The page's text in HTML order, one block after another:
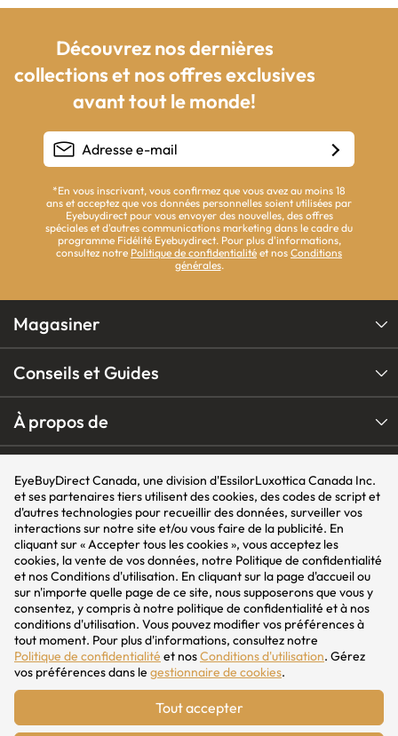
Découvrez nos dernières
collections et nos offres exclusives
avant tout le monde!
*En vous inscrivant, vous confirmez que vous avez au moins 18
ans et acceptez que vos données personnelles soient utilisées par
Eyebuydirect pour vous envoyer des nouvelles, des offres
spéciales et d'autres communications marketing dans le cadre du
programme Fidélité Eyebuydirect. Pour plus d'informations,
consultez notre Politique de confidentialité et nos Conditions
générales.
Magasiner
Conseils et Guides
À propos de
Nos Programmes
Nos Marques
Suivez
nous
sur
Instagram
Suivez
nous
sur
Facebook
Follow
us
on
YouTube
Région: US CA AU
Politique de confidentialité
Conditions générales d’utilisation
Ne pas vendre ou partager mes informations personnelles
English
EyeBuyDirect Canada, une division d'EssilorLuxottica Canada Inc.
et ses partenaires tiers utilisent des cookies, des codes de script et
d'autres technologies pour recueillir des données, surveiller vos
interactions sur notre site et/ou vous faire de la publicité. En
cliquant sur « Accepter tous les cookies », vous acceptez les
cookies, la vente de vos données, notre Politique de confidentialité
et nos Conditions d'utilisation. En cliquant sur la page d'accueil ou
sur n'importe quelle page de ce site, nous supposerons que vous y
consentez, y compris à notre politique de confidentialité et à nos
conditions d'utilisation. Vous pouvez modifier vos préférences à
tout moment. Pour plus d'informations, consultez notre
Politique de confidentialité et nosConditions d'utilisation. Gérez
vos préférences dans le gestionnaire de cookies.
Tout accepter